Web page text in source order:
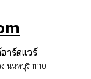
าร์ดแวร์
นนทบุรี 11110